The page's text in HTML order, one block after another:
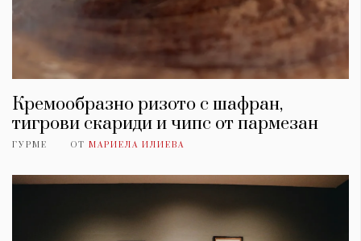
Кремообразно ризото с шафран,
тигрови скариди и чипс от пармезан
ГУРМЕ ОТ МАРИЕЛА ИЛИЕВА